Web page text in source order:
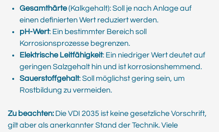
Gesamthärte(Kalkgehalt): Soll je nach Anlage auf
einen definierten Wert reduziert werden.
pH-Wert: Ein bestimmter Bereich soll
Korrosionsprozesse begrenzen.
Elektrische Leitfähigkeit: Ein niedriger Wert deutet auf
geringen Salzgehalt hin und ist korrosionshemmend.
Sauerstoffgehalt: Soll möglichst gering sein, um
Rostbildung zu vermeiden.
Zu beachten: Die VDI 2035 ist keine gesetzliche Vorschrift,
gilt aber als anerkannter Stand der Technik. Viele